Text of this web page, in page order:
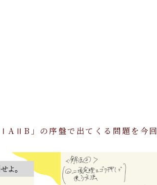
」の序盤で出てくる問題を今回